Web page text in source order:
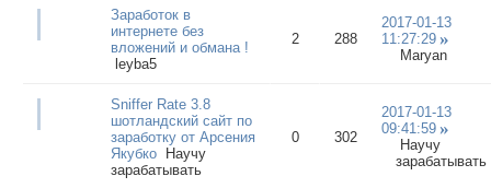
Заработок в
интернете без
вложений и обмана !
leyba5
2 288
2017-01-13
11:27:29
Maryan
Sniffer Rate 3.8
шотландский сайт по
заработку от Арсения
Якубко
Научу
зарабатывать
0 302
2017-01-13
09:41:59
Научу
зарабатывать